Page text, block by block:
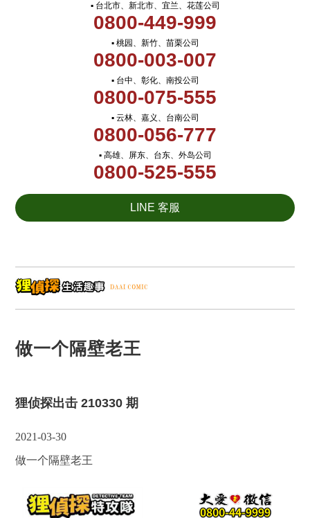
▪ 台北市、新北市、宜兰、花莲公司
0800-449-999
▪ 桃园、新竹、苗栗公司
0800-003-007
▪ 台中、彰化、南投公司
0800-075-555
▪ 云林、嘉义、台南公司
0800-056-777
▪ 高雄、屏东、台东、外岛公司
0800-525-555
LINE 客服
做一个隔壁老王
狸侦探出击 210330 期
2021-03-30
做一个隔壁老王